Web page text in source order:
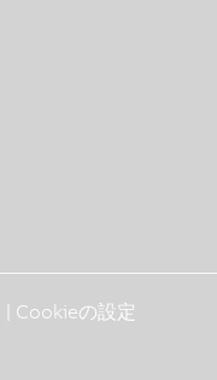
Cookieの設定